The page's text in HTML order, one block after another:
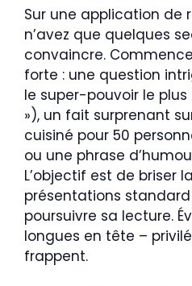
Sur une application de
n’avez que quelques
convaincre.
forte : une question
le super-pouvoir le
»), un fait surprenant
cuisiné pour 50
ou une phrase
L’objectif est de briser
présentations standard
poursuivre sa lecture.
longues en tête –
frappent.